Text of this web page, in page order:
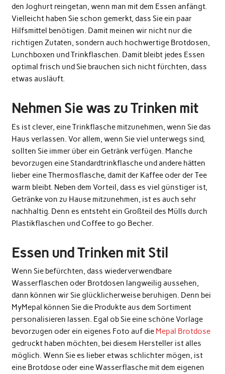
den Joghurt reingetan, wenn man mit dem Essen anfängt.
Vielleicht haben Sie schon gemerkt, dass Sie ein paar
Hilfsmittel benötigen. Damit meinen wir nicht nur die
richtigen Zutaten, sondern auch hochwertige Brotdosen,
Lunchboxen und Trinkflaschen. Damit bleibt jedes Essen
optimal frisch und Sie brauchen sich nicht fürchten, dass
etwas ausläuft.
Nehmen Sie was zu Trinken mit
Es ist clever, eine Trinkflasche mitzunehmen, wenn Sie das
Haus verlassen. Vor allem, wenn Sie viel unterwegs sind,
sollten Sie immer über ein Getränk verfügen. Manche
bevorzugen eine Standardtrinkflasche und andere hätten
lieber eine Thermosflasche, damit der Kaffee oder der Tee
warm bleibt. Neben dem Vorteil, dass es viel günstiger ist,
Getränke von zu Hause mitzunehmen, ist es auch sehr
nachhaltig. Denn es entsteht ein Großteil des Mülls durch
Plastikflaschen und Coffee to go Becher.
Essen und Trinken mit Stil
Wenn Sie befürchten, dass wiederverwendbare
Wasserflaschen oder Brotdosen langweilig aussehen,
dann können wir Sie glücklicherweise beruhigen. Denn bei
MyMepal können Sie die Produkte aus dem Sortiment
personalisieren lassen. Egal ob Sie eine schöne Vorlage
bevorzugen oder ein eigenes Foto auf die Mepal Brotdose
gedruckt haben möchten, bei diesem Hersteller ist alles
möglich. Wenn Sie es lieber etwas schlichter mögen, ist
eine Brotdose oder eine Wasserflasche mit dem eigenen